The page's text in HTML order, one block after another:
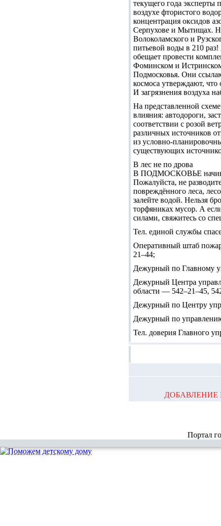
текущего года эксперты
воздухе фтористого
концентрация оксидов
Серпухове и Мытищах. Но
Волоколамского и
питьевой воды в 210
обещает провести
Фоминском и Истринском
Подмосковья. Они
космоса утверждают,
И загрязнения воздуха
На представленной
влияния: автодороги,
соответствии с розой
различных источников
из условно-
существующих
В лес не по дрова
В ПОДМОСКОВЬЕ
Пожалуйста, не
повреждённого леса,
залейте водой. Нельзя
торфяниках мусор. А
силами, свяжитесь со
Тел. единой службы
Оперативный штаб
21–44;
Дежурный по Главному
Дежурный Центра
области — 542–21–45,
Дежурный по Центру
Дежурный по
Тел. доверия Главного
ДОБАВЛЕНИЕ
Портал